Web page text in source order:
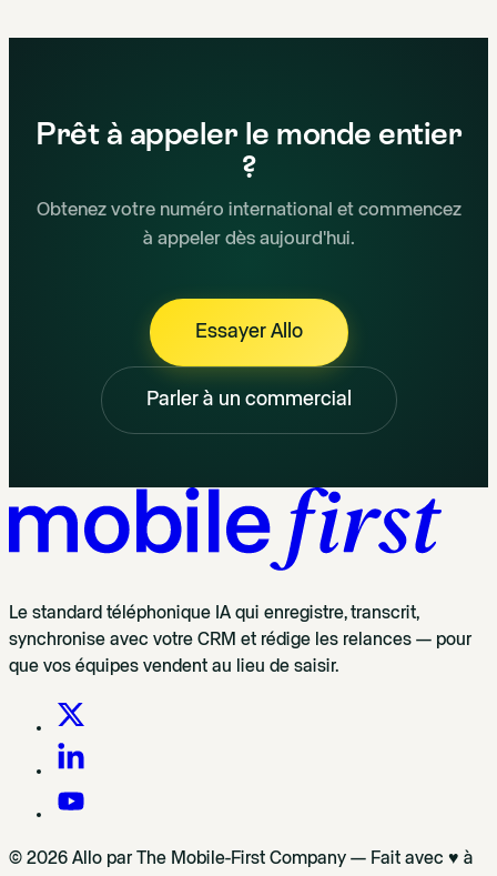
Prêt à appeler le monde entier
?
Obtenez votre numéro international et commencez
à appeler dès aujourd'hui.
Essayer Allo
Parler à un commercial
Le standard téléphonique IA qui enregistre, transcrit,
synchronise avec votre CRM et rédige les relances — pour
que vos équipes vendent au lieu de saisir.
© 2026 Allo par The Mobile-First Company — Fait avec ♥ à